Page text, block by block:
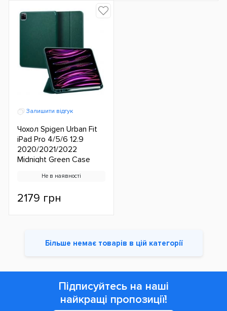
Залишити відгук
Чохол Spigen Urban Fit
iPad Pro 4/5/6 12.9
2020/2021/2022
Midnight Green Case
Не в наявності
2179 грн
Більше немає товарів в цій категорії
Підписуйтесь на наші
найкращі пропозиції!